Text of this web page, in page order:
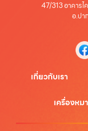
47/313 อาคาร
อ.ปา
เกี่ยวกับเรา
เครื่องหม